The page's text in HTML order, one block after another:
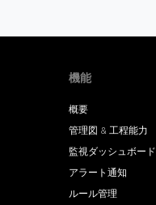
機能
概要
管理図 & 工程能力
監視ダッシュボード
アラート通知
ルール管理